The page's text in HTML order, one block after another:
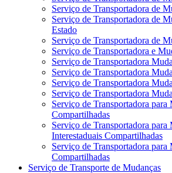
Serviço de Transportadora de
Serviço de Transportadora de
Estado
Serviço de Transportadora de
Serviço de Transportadora e
Serviço de Transportadora
Serviço de Transportadora
Serviço de Transportadora
Serviço de Transportadora
Serviço de Transportadora para
Compartilhadas
Serviço de Transportadora para
Interestaduais Compartilhadas
Serviço de Transportadora para
Compartilhadas
Serviço de Transporte de Mudanças